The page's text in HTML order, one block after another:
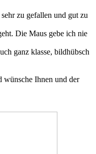
zu gefallen und gut zu
Die Maus gebe ich nie
ganz klasse, bildhübsch
wünsche Ihnen und der